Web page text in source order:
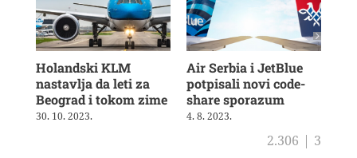
Holandski KLM
nastavlja da leti za
Beograd i tokom zime
30. 10. 2023.
Air Serbia i JetBlue
potpisali novi code-
share sporazum
4. 8. 2023.
2.306 | 3